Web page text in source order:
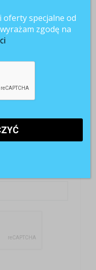
oferty specjalne od
zgodę na